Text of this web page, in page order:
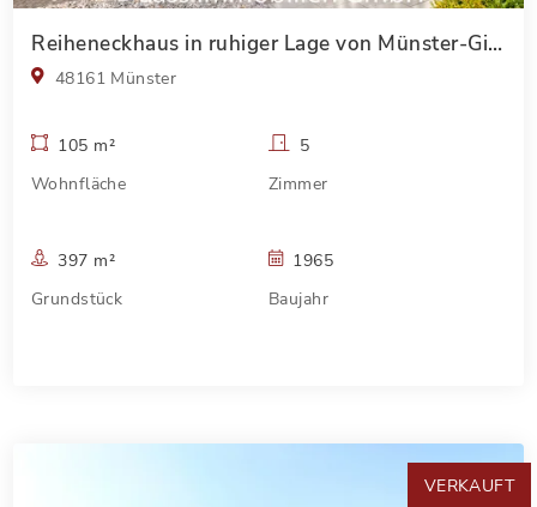
Reiheneckhaus in ruhiger Lage von Münster-Gievenbeck
48161 Münster
105 m²
Wohnfläche
5
Zimmer
397 m²
Grundstück
1965
Baujahr
VERKAUFT